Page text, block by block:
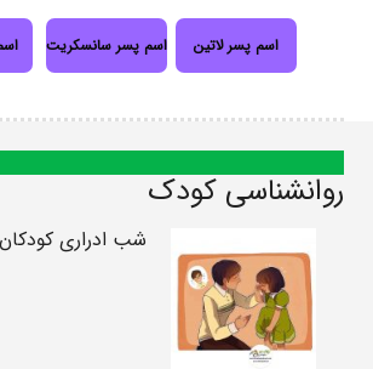
اسم پسر لاتین اسم پسر سانسکریت
روانشناسی کودک
شب ادراری